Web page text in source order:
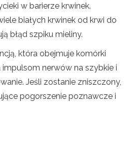
w barierze krwinek.
białych krwinek od krwi do
błąd szpiku mieliny.
która obejmuje komórki
nerwów na szybkie i
Jeśli zostanie zniszczony,
pogorszenie poznawcze i